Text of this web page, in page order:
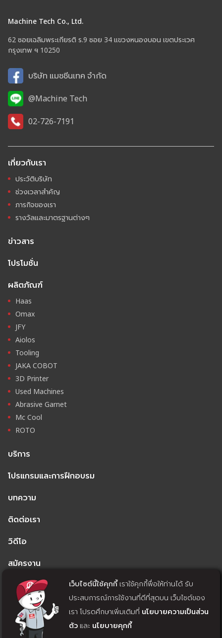
Machine Tech Co., Ltd.
62 ซอยเฉลิมพระเกียรติ ร.9 ซอย 34 แขวงหนองบอน เขตประเวศ
กรุงเทพ ฯ 10250
บริษัท แมชชีนเทค จำกัด
@Machine Tech
02-726-7191
เกี่ยวกับเรา
ประวัติบริษัท
ช่วงเวลาสำคัญ
ภารกิจของเรา
รางวัลและมาตรฐานต่างๆ
ข่าวสาร
โปรโมชั่น
ผลิตภัณฑ์
Haas
Omax
JFY
Aiolos
Tooling
JAKA COBOT
3D Printer
Used Machines
Abrasive Garnet
Mc Cool
ROTO
บริการ
โปรแกรมและการฝึกอบรม
บทความ
ติดต่อเรา
วิดีโอ
สมัครงาน
นโยบายความเป็นส่วนตัว
นโยบายคุกกี้
แจ้งถอนความยินยอม
เว็บไซต์นี้ใช้คุกกี้เราใช้คุกกี้พื่อให้ท่านได้ รับ
ประสบการณ์การใช้งานที่ดีที่สุดบน เว็บไซต์ของ
เรา โปรดศึกษาเพิ่มเติมที่ นโยบายความเป็นส่วน
ตัว และ นโยบายคุกกี้